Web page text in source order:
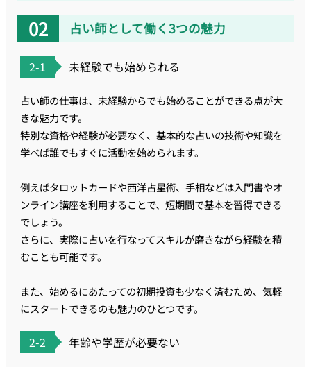
占い師として働く3つの魅力
2-1 未経験でも始められる
占い師の仕事は、未経験からでも始めることができる点が大
きな魅力です。
特別な資格や経験が必要なく、基本的な占いの技術や知識を
学べば誰でもすぐに活動を始められます。
例えばタロットカードや西洋占星術、手相などは入門書やオ
ンライン講座を利用することで、短期間で基本を習得できる
でしょう。
さらに、実際に占いを行なってスキルが磨きながら経験を積
むことも可能です。
また、始めるにあたっての初期投資も少なく済むため、気軽
にスタートできるのも魅力のひとつです。
2-2 年齢や学歴が必要ない